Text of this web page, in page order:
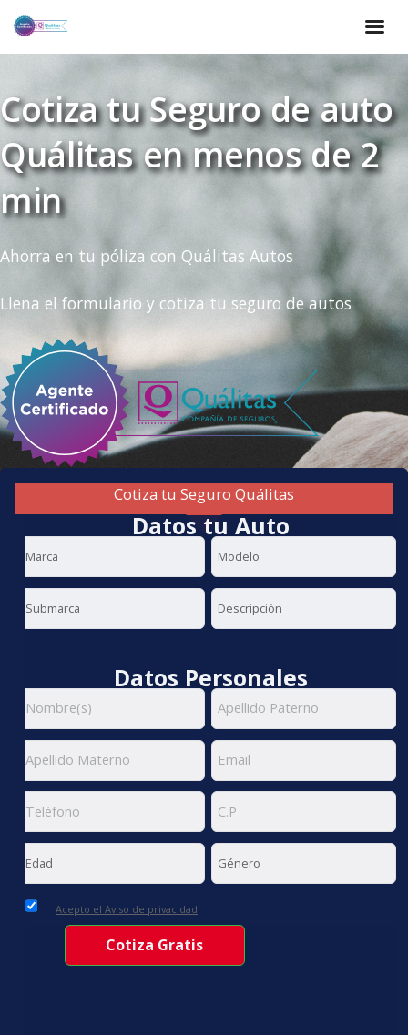
Cotiza tu Seguro de auto
Quálitas en menos de 2
min
Ahorra en tu póliza con Quálitas Autos
Llena el formulario y cotiza tu seguro de autos
Cotiza tu Seguro Quálitas
Datos tu Auto
Datos Personales
Acepto el Aviso de privacidad